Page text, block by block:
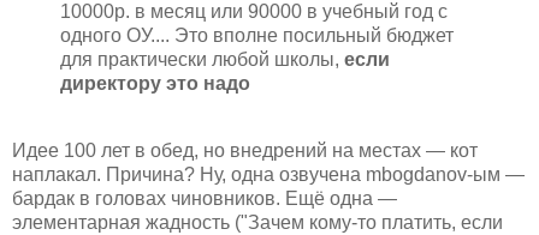
10000р. в месяц или 90000 в учебный год с
одного ОУ.... Это вполне посильный бюджет
для практически любой школы, если
директору это надо
Идее 100 лет в обед, но внедрений на местах — кот
наплакал. Причина? Ну, одна озвучена mbogdanov-ым —
бардак в головах чиновников. Ещё одна —
элементарная жадность ("Зачем кому-то платить, если